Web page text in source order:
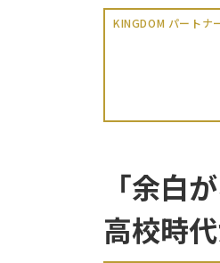
KINGDOM パートナ
「余白
高校時